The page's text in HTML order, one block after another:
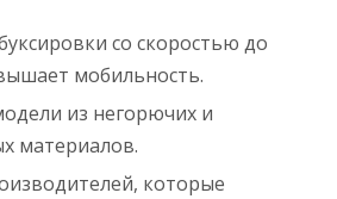
со скоростью до
мобильность.
из негорючих и
материалов.
которые